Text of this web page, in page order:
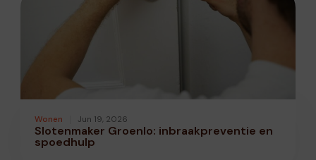
Wonen Jun 19, 2026
Slotenmaker Groenlo: inbraakpreventie en
spoedhulp